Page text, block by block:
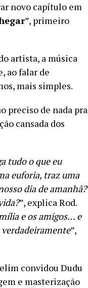
novo capítulo em
”, primeiro
artista, a música
ao falar de
mais simples.
preciso de nada pra
cansada dos
tudo o que eu
euforia, traz uma
dia de amanhã?
”, explica Rod.
e os amigos… e
”,
convidou Dudu
e masterização